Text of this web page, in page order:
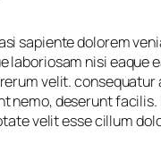
sapiente dolorem
laboriosam nisi eaque
velit. consequatur
nemo, deserunt facilis.
velit esse cillum